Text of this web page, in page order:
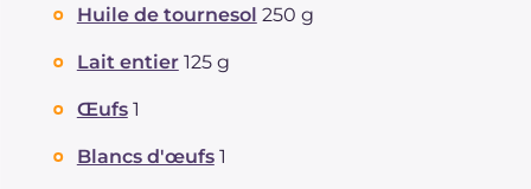
Huile de tournesol 250 g
Lait entier 125 g
Œufs 1
Blancs d'œufs 1